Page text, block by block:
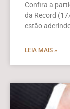
Confira a
da Record
estão
LEIA MAIS »